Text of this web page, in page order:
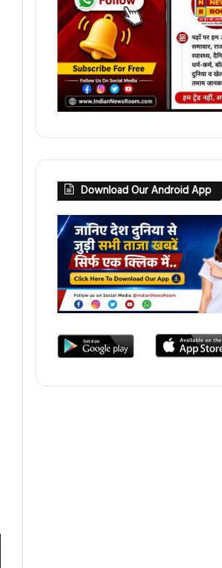
Download Our Android App